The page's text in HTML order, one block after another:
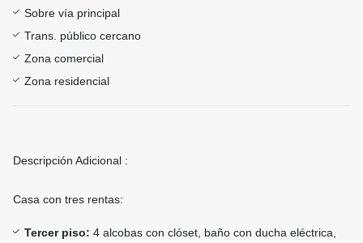
Sobre vía principal
Trans. público cercano
Zona comercial
Zona residencial
Descripción Adicional :
Casa con tres rentas:
Tercer piso: 4 alcobas con clóset, baño con ducha eléctrica,